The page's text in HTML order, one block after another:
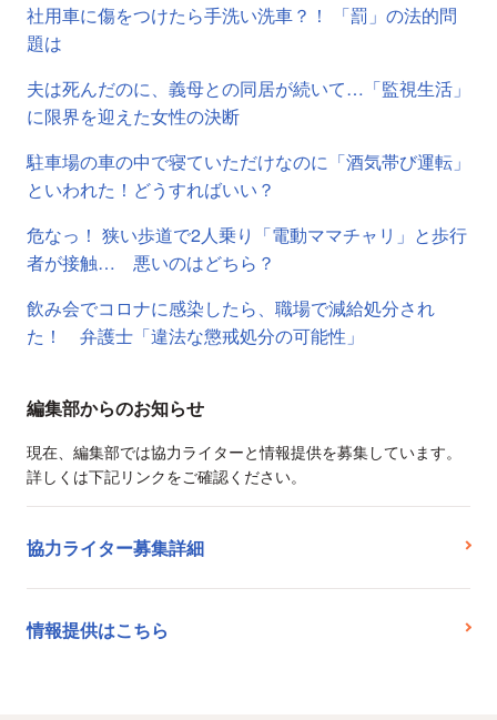
社用車に傷をつけたら手洗い洗車？！ 「罰」の法的問
題は
夫は死んだのに、義母との同居が続いて…「監視生活」
に限界を迎えた女性の決断
駐車場の車の中で寝ていただけなのに「酒気帯び運転」
といわれた！どうすればいい？
危なっ！ 狭い歩道で2人乗り「電動ママチャリ」と歩行
者が接触… 悪いのはどちら？
飲み会でコロナに感染したら、職場で減給処分され
た！ 弁護士「違法な懲戒処分の可能性」
編集部からのお知らせ
現在、編集部では協力ライターと情報提供を募集しています。
詳しくは下記リンクをご確認ください。
協力ライター募集詳細
情報提供はこちら